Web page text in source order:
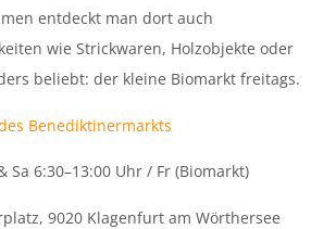
entdeckt man dort auch
wie Strickwaren, Holzobjekte oder
beliebt: der kleine Biomarkt freitags.
Benediktinermarkts
Sa 6:30–13:00 Uhr / Fr (Biomarkt)
9020 Klagenfurt am Wörthersee